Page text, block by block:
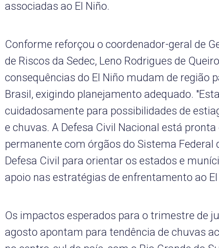
associadas ao El Niño.
Conforme reforçou o coordenador-geral de
de Riscos da Sedec, Leno Rodrigues de
consequências do El Niño mudam de região
Brasil, exigindo planejamento adequado.
cuidadosamente para possibilidades de
e chuvas. A Defesa Civil Nacional está
permanente com órgãos do Sistema Federal
Defesa Civil para orientar os estados e
apoio nas estratégias de enfrentamento ao
Os impactos esperados para o trimestre de
agosto apontam para tendência de chuvas